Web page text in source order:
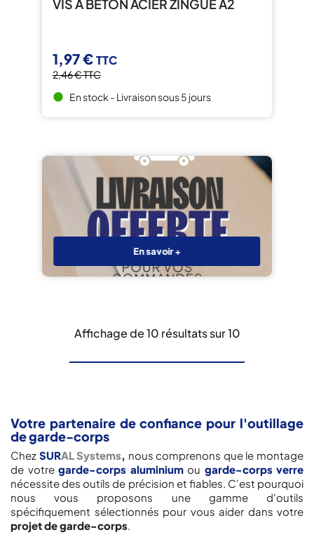
VIS À BÉTON ACIER ZINGUÉ A2
1,97 €TTC
2,46 €TTC
brightness_1 En stock - Livraison sous 5 jours
En savoir +
Affichage de 10 résultats sur 10
Votre partenaire de confiance pour l'outillage
de garde-corps
Chez SURAL Systems, nous comprenons que le montage
de votre garde-corps aluminiumou garde-corps verre
nécessite des outils de précision et fiables. C'est pourquoi
nous vous proposons une gamme d'outils
spécifiquement sélectionnés pour vous aider dans votre
projet de garde-corps